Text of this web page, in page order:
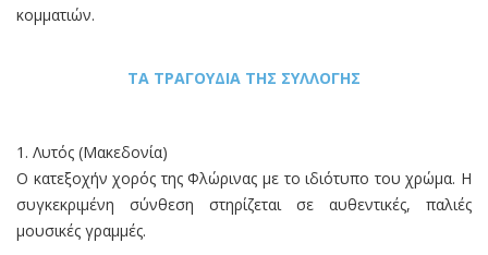
κομματιών.
ΤΑ ΤΡΑΓΟΥΔΙΑ ΤΗΣ ΣΥΛΛΟΓΗΣ
1. Λυτός (Μακεδονία)
Ο κατεξοχήν χορός της Φλώρινας με το ιδιότυπο του χρώμα. Η
συγκεκριμένη σύνθεση στηρίζεται σε αυθεντικές, παλιές
μουσικές γραμμές.